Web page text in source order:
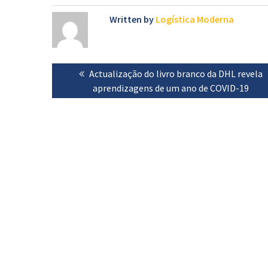
Written by Logística Moderna
Navegação
artigos
Previous
post:
Actualização do livro branco da DHL revela
aprendizagens de um ano de COVID-19